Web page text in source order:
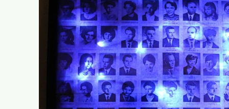
Portfolio
O reprodukcjach
O jedności przekazu